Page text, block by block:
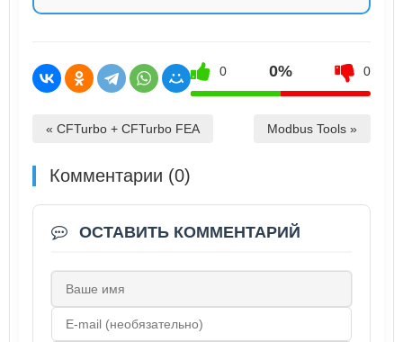
0 0% 0
« CFTurbo + CFTurbo FEA Modbus Tools »
Комментарии (0)
ОСТАВИТЬ КОММЕНТАРИЙ